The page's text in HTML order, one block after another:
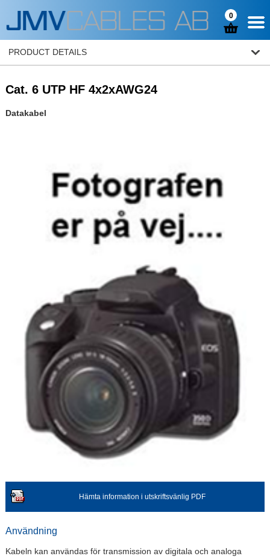
0
PRODUCT DETAILS
Cat. 6 UTP HF 4x2xAWG24
Datakabel
Hämta information i utskriftsvänlig PDF
Användning
Kabeln kan användas för transmission av digitala och analoga